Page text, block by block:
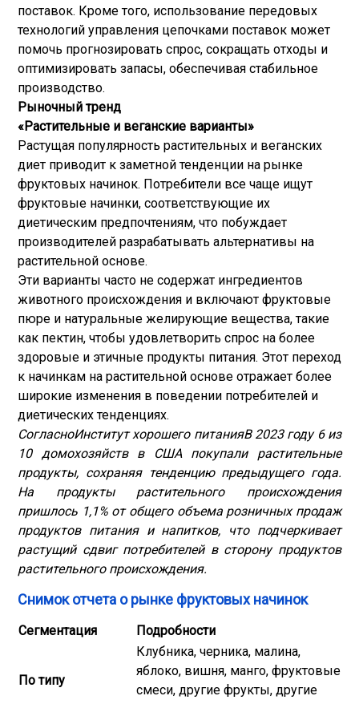
поставок. Кроме того, использование передовых
технологий управления цепочками поставок может
помочь прогнозировать спрос, сокращать отходы и
оптимизировать запасы, обеспечивая стабильное
производство.
Рыночный тренд
«Растительные и веганские варианты»
Растущая популярность растительных и веганских
диет приводит к заметной тенденции на рынке
фруктовых начинок. Потребители все чаще ищут
фруктовые начинки, соответствующие их
диетическим предпочтениям, что побуждает
производителей разрабатывать альтернативы на
растительной основе.
Эти варианты часто не содержат ингредиентов
животного происхождения и включают фруктовые
пюре и натуральные желирующие вещества, такие
как пектин, чтобы удовлетворить спрос на более
здоровые и этичные продукты питания. Этот переход
к начинкам на растительной основе отражает более
широкие изменения в поведении потребителей и
диетических тенденциях.
СогласноИнститут хорошего питанияВ 2023 году 6 из
10 домохозяйств в США покупали растительные
продукты, сохраняя тенденцию предыдущего года.
На продукты растительного происхождения
пришлось 1,1% от общего объема розничных продаж
продуктов питания и напитков, что подчеркивает
растущий сдвиг потребителей в сторону продуктов
растительного происхождения.
Снимок отчета о рынке фруктовых начинок
Сегментация Подробности
По типу
Клубника, черника, малина,
яблоко, вишня, манго, фруктовые
смеси, другие фрукты, другие